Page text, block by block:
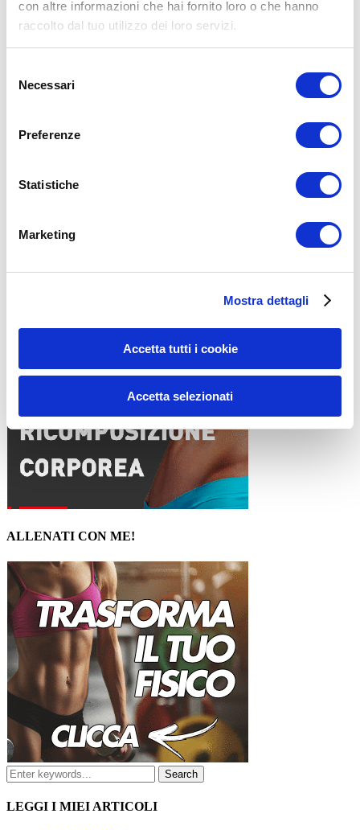
con altre informazioni che hai fornito loro o che hanno
raccolto dal tuo utilizzo dei loro servizi.
delNecessari
Preferenze
Statistiche
Marketing
Mostra dettagli
Accetta tutti i cookie
Accetta selezionati
Commento *
Email*
ALLENATI CON ME!
LEGGI I MIEI ARTICOLI